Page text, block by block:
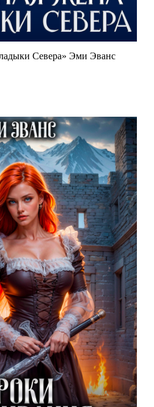
Севера» Эми Эванс